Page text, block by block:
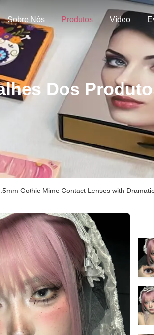
Sobre Nós Produtos Vídeo
Dos
Gothic Mime Contact Lenses with